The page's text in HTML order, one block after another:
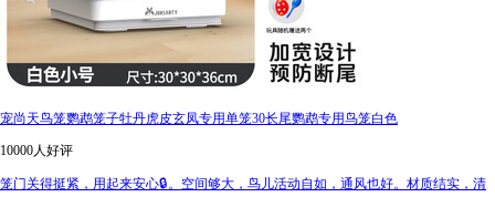
宠尚天鸟笼鹦鹉笼子牡丹虎皮玄凤专用单笼30长尾鹦鹉专用鸟笼白色
10000人好评
笼门关得挺紧，用起来安心🔒。空间够大，鸟儿活动自如，通风也好。材质结实，清